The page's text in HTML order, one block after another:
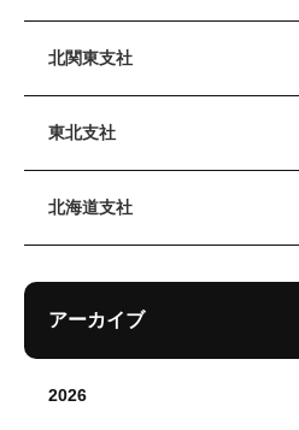
北関東支社
東北支社
北海道支社
アーカイブ
2026